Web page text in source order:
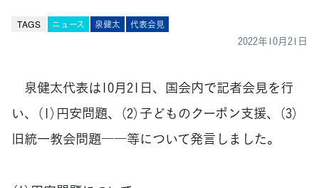
TAGS ニュース 泉健太 代表会見
2022年10月21日
泉健太代表は10月21日、国会内で記者会見を行
い、（1）円安問題、（2）子どものクーポン支援、（3）
旧統一教会問題――等について発言しました。